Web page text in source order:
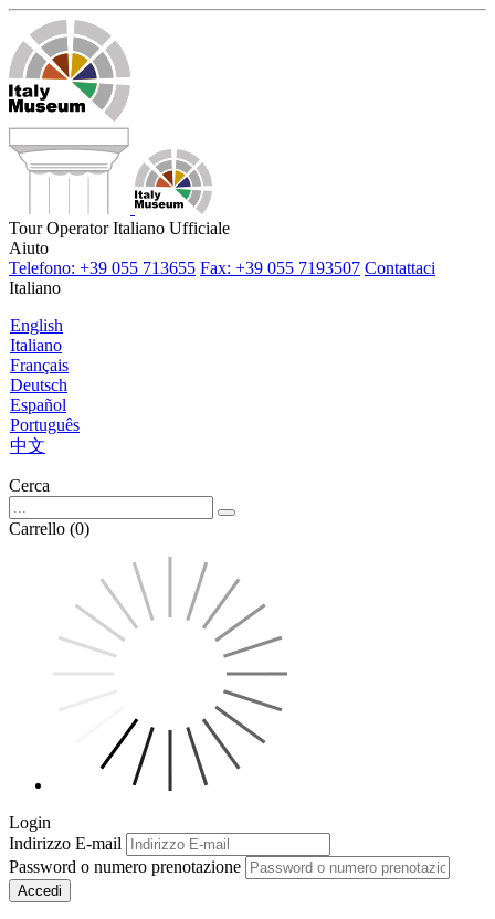
Tour Operator Italiano Ufficiale
Aiuto
Telefono: +39 055 713655 Fax: +39 055 7193507 Contattaci
Italiano
English
Italiano
Français
Deutsch
Español
Português
中文
Cerca
Carrello (0)
Login
Indirizzo E-mail
Password o numero prenotazione
Accedi